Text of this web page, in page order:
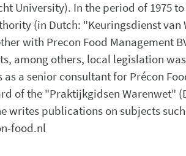
University). In the period of 1975
(in Dutch: "Keuringsdienst van
with Precon Food Management
among others, local legislation
a senior consultant for Précon
of the "Praktijkgidsen Warenwet"
writes publications on subjects
food.nl